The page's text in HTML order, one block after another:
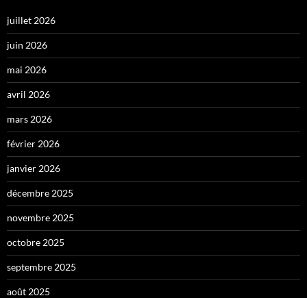
juillet 2026
juin 2026
mai 2026
avril 2026
mars 2026
février 2026
janvier 2026
décembre 2025
novembre 2025
octobre 2025
septembre 2025
août 2025